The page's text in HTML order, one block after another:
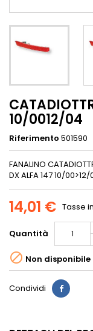
10/0012/04
Riferimento 501590
FANALINO
DX ALFA 147 10/
14,01 € Tasse
Quantità
 Non disponibile
Condividi